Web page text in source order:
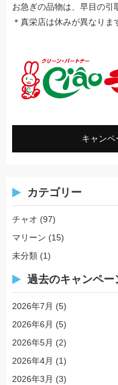
お急ぎの品物は、早目の引
＊真栄店は休みが異なりま
キャンペ
カテゴリー
チャオ (97)
マリーン (15)
未分類 (1)
過去のキャンペー
2026年7月 (5)
2026年6月 (5)
2026年5月 (2)
2026年4月 (1)
2026年3月 (3)